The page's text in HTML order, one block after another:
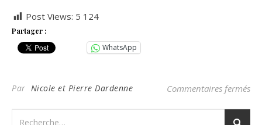
Post Views: 5 124
Partager :
WhatsApp
Par Nicole et Pierre Dardenne Commentaires fermés